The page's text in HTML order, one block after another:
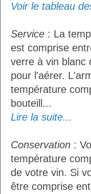
Voir le tableau
Service : La
est comprise
verre à vin blanc
pour l'aérer.
température
bouteill...
Lire la suite...
Conservation :
température
de votre vin. Si
être comprise